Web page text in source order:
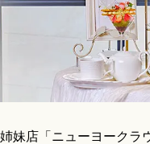
姉妹店「ニューヨークラ